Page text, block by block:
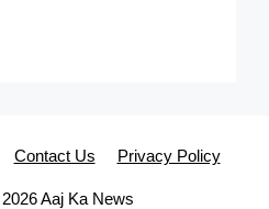
Contact Us Privacy Policy
Aaj Ka News